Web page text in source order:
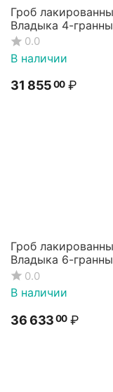
Гроб
Владыка 4-
чёрный
0.0
В наличии
31 85500 ₽
Гроб
Владыка 6-
чёрный
0.0
В наличии
36 63300 ₽